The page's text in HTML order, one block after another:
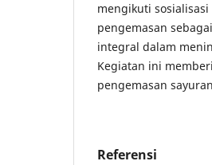
mengikuti
pengemasan
integral dalam
Kegiatan ini
pengemasan
Referensi